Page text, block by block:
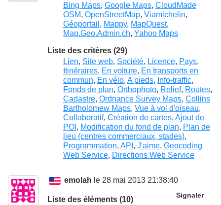
Bing Maps, Google Maps, CloudMade
OSM, OpenStreetMap, Viamichelin,
Géoportail , Mappy, MapQuest,
Map.Geo.Admin.ch, Yahoo Maps
Liste des critères (29)
Lien, Site web, Société, Licence, Pays,
Itinéraires, En voiture, En transports en
commun, En vélo, A pieds, Info-traffic,
Fonds de plan, Orthophoto, Relief, Routes,
Cadastre, Ordnance Survey Maps, Collins
Bartholomew Maps, Vue à vol d'oiseau,
Collaboratif, Création de cartes, Ajout de
POI , Modification du fond de plan, Plan de
lieu (centres commerciaux, stades),
Programmation, API , J'aime, Geocoding
Web Service, Directions Web Service
emolah le 28 mai 2013 21:38:40
Signaler
Liste des éléments (10)